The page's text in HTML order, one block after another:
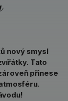
nový smysl
Tato
přinese